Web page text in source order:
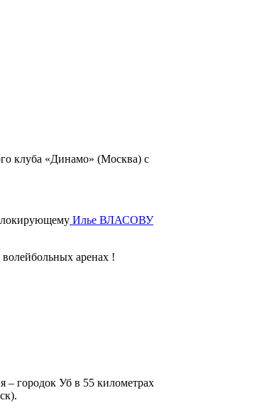
клуба «Динамо» (Москва) с
Илье ВЛАСОВУ
аренах !
– городок Уб в 55 километрах